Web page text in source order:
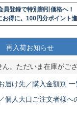
員登録で特別割引価格へ！
お得に。100円分ポイント
再入荷お知らせ
。ただいま在庫がござ
届け先／購入金額別 一
個人大口ご注文者様へ